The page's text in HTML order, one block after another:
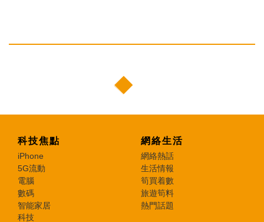
科技焦點
iPhone
5G流動
電腦
數碼
智能家居
科技
網絡生活
網絡熱話
生活情報
筍買着數
旅遊筍料
熱門話題